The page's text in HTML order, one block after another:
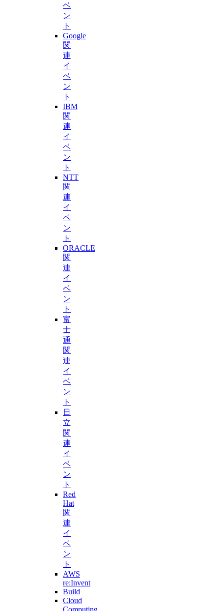
ベ
ン
ト
Google
関
連
イ
ベ
ン
ト
IBM
関
連
イ
ベ
ン
ト
NTT
関
連
イ
ベ
ン
ト
ORACLE
関
連
イ
ベ
ン
ト
富
士
通
関
連
イ
ベ
ン
ト
日
立
関
連
イ
ベ
ン
ト
Red
Hat
関
連
イ
ベ
ン
ト
AWS
re:Invent
Build
Cloud
Computing